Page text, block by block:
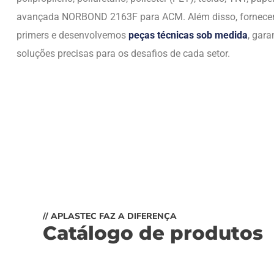
avançada NORBOND 2163F para ACM. Além disso,
primers e desenvolvemos peças técnicas sob medida,
soluções precisas para os desafios de cada setor.
// APLASTEC FAZ A DIFERENÇA
Catálogo de produtos